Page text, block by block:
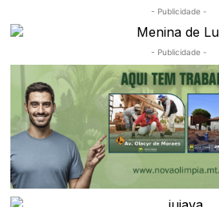
- Publicidade -
- Publicidade -